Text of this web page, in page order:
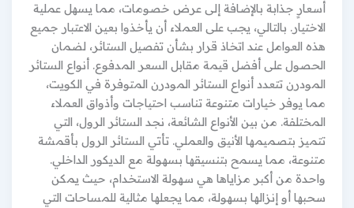
أسعارٍ جذابة بالإضافة إلى عرض خصومات، مما يسهل عملية
الاختيار. بالتالي، يجب على العملاء أن يأخذوا بعين الاعتبار جميع
هذه العوامل عند اتخاذ قرار بشأن تفصيل الستائر، لضمان
الحصول على أفضل قيمة مقابل السعر المدفوع. أنواع الستائر
المودرن تتعدد أنواع الستائر المودرن المتوفرة في الكويت،
مما يوفر خيارات متنوعة تناسب احتياجات وأذواق العملاء
المختلفة. من بين الأنواع الشائعة، نجد الستائر الرول، التي
تتميز بتصميمها الأنيق والعملي. تأتي الستائر الرول بأقمشة
متنوعة، مما يسمح بتنسيقها بسهولة مع الديكور الداخلي.
واحدة من أكبر مزاياها هي سهولة الاستخدام، حيث يمكن
سحبها أو إنزالها بسهولة، مما يجعلها مثالية للمساحات التي